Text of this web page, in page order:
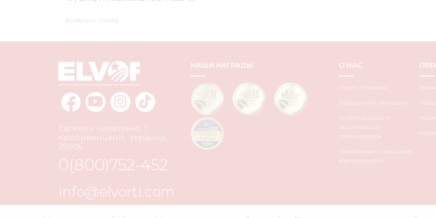
Возврат к списку
Евгения Чикаленко, 1
Кропивницкий
Украина
25006
0(800)752-452
info@elvorti.com
НАШИ НАГРАДЫ О НАС
Музей Эльворти
Виртуальная экскурсия
Информация для
акционеров и
стейкхолдеров
Информация о поставках
электроэнергии